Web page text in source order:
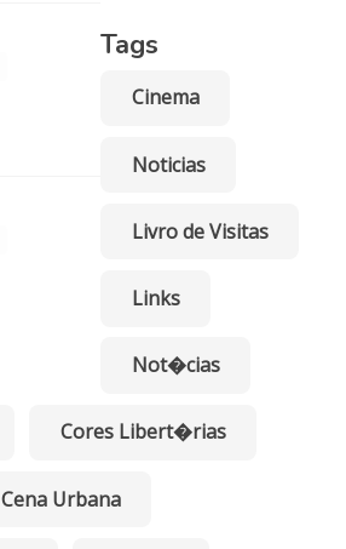
Tags
Cinema
Noticias
Livro de Visitas
Links
Not�cias
Cores Libert�rias
Cena Urbana